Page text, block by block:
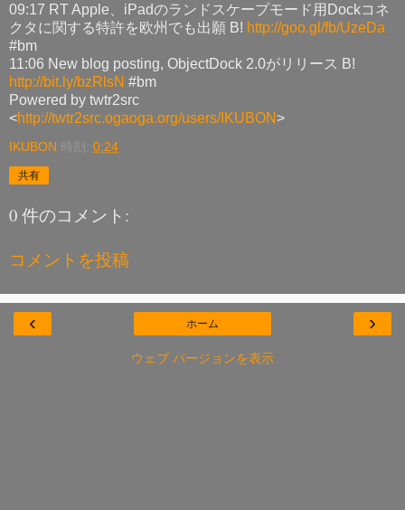
09:17 RT Apple、iPadのランドスケープモード用Dockコネ
クタに関する特許を欧州でも出願 B! http://goo.gl/fb/UzeDa
#bm
11:06 New blog posting, ObjectDock 2.0がリリース B!
http://bit.ly/bzRlsN #bm
Powered by twtr2src
<http://twtr2src.ogaoga.org/users/IKUBON >
IKUBON 時刻: 0:24
共有
0 件のコメント:
コメントを投稿
‹ ›
ホーム
ウェブ バージョンを表示